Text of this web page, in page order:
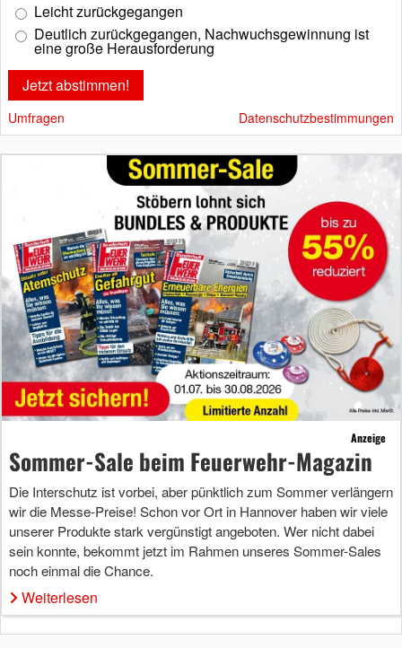
Leicht zurückgegangen
Deutlich zurückgegangen, Nachwuchsgewinnung ist
eine große Herausforderung
Umfragen Datenschutzbestimmungen
Anzeige
Sommer-Sale beim Feuerwehr-Magazin
Die Interschutz ist vorbei, aber pünktlich zum Sommer verlängern
wir die Messe-Preise! Schon vor Ort in Hannover haben wir viele
unserer Produkte stark vergünstigt angeboten. Wer nicht dabei
sein konnte, bekommt jetzt im Rahmen unseres Sommer-Sales
noch einmal die Chance.
Weiterlesen